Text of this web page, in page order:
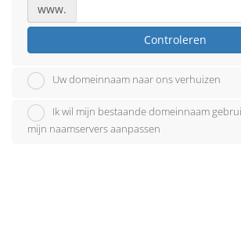
www.
Controleren
Uw domeinnaam naar ons verhuizen
Ik wil mijn bestaande domeinnaam
mijn naamservers aanpassen